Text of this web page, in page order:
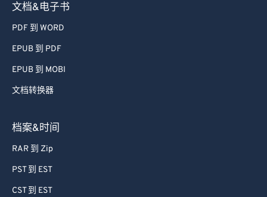
文档&电子书
PDF 到 WORD
EPUB 到 PDF
EPUB 到 MOBI
文档转换器
档案&时间
RAR 到 Zip
PST 到 EST
CST 到 EST